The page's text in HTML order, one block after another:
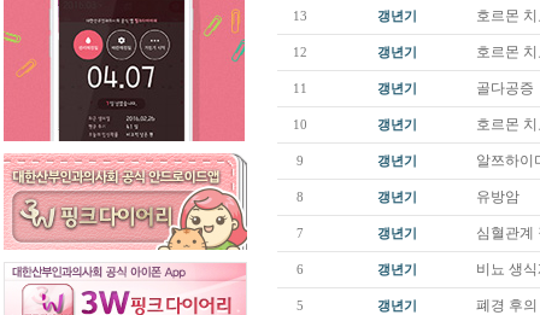
13 갱년기 호르몬
12 갱년기 호르몬
11 갱년기 골다공증
10 갱년기 호르몬
9 갱년기 알쯔하이
8 갱년기 유방암
7 갱년기 심혈관계
6 갱년기 비뇨 생
5 갱년기 폐경 후